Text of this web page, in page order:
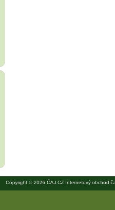
Copyright © 2026 ČAJ.CZ Internetový obchod